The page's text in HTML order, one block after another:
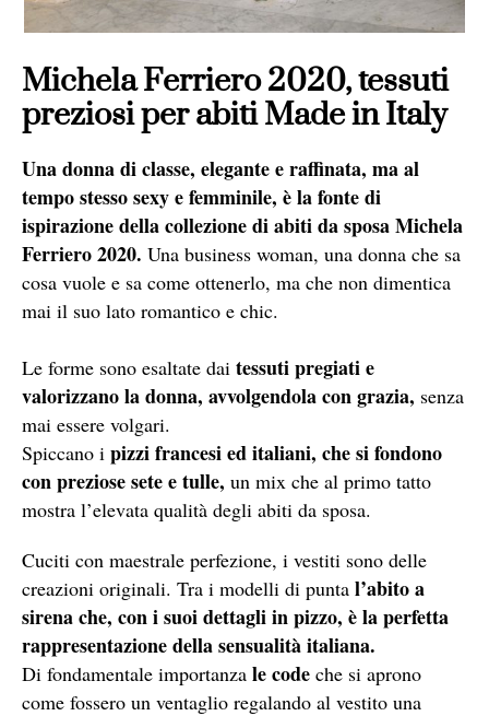
Michela Ferriero 2020, tessuti
preziosi per abiti Made in Italy
Una donna di classe, elegante e raffinata, ma al
tempo stesso sexy e femminile, è la fonte di
ispirazione della collezione di abiti da sposa Michela
Ferriero 2020. Una business woman, una donna che sa
cosa vuole e sa come ottenerlo, ma che non dimentica
mai il suo lato romantico e chic.
Le forme sono esaltate dai tessuti pregiati e
valorizzano la donna, avvolgendola con grazia, senza
mai essere volgari.
Spiccano i pizzi francesi ed italiani, che si fondono
con preziose sete e tulle, un mix che al primo tatto
mostra l’elevata qualità degli abiti da sposa.
Cuciti con maestrale perfezione, i vestiti sono delle
creazioni originali. Tra i modelli di punta l’abito a
sirena che, con i suoi dettagli in pizzo, è la perfetta
rappresentazione della sensualità italiana.
Di fondamentale importanza le code che si aprono
come fossero un ventaglio regalando al vestito una